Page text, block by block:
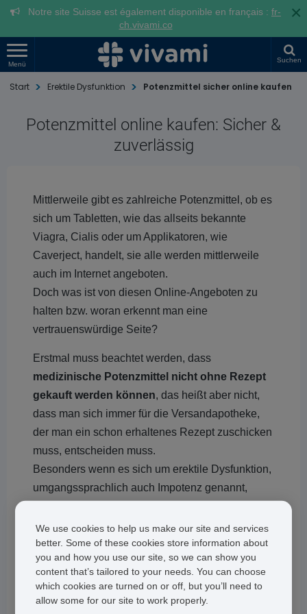
Notre site Suisse est également disponible en français : fr-
ch.vivami.co
×
Menü
Suchen
Start Erektile Dysfunktion Potenzmittel sicher online kaufen
Potenzmittel online kaufen: Sicher &
zuverlässig
Mittlerweile gibt es zahlreiche Potenzmittel, ob es
sich um Tabletten, wie das allseits bekannte
Viagra, Cialis oder um Applikatoren, wie
Caverject, handelt, sie alle werden mittlerweile
auch im Internet angeboten.
Doch was ist von diesen Online-Angeboten zu
halten bzw. woran erkennt man eine
vertrauenswürdige Seite?
Erstmal muss beachtet werden, dass
medizinische Potenzmittel nicht ohne Rezept
gekauft werden können, das heißt aber nicht,
dass man sich immer für die Versandapotheke,
der man ein schon erhaltenes Rezept zuschicken
muss, entscheiden muss.
Besonders wenn es sich um erektile Dysfunktion,
umgangssprachlich auch Impotenz genannt,
begeben oder in der lokalen Apotheke das
gewünschte Produkt abholen. In diesem Fall
bieten Ihnen Internetapotheken mit Rezeptservice
eine sichere und einfache Möglichkeit, Ihr
Potenzmittel online zu bestellen.
We use cookies to help us make our site and services
better. Some of these cookies store information about
you and how you use our site, so we can show you
content that’s tailored to your needs. You can choose
which cookies are turned on or off, but you’ll need to
allow some for our site to work properly.